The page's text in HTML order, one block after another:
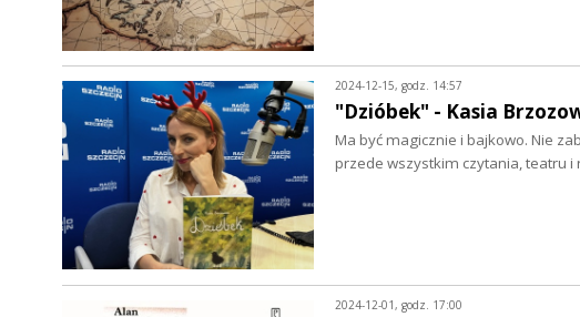
2024-12-15, godz. 14:57
"Dzióbek" - Kasia
Ma być magicznie i bajkowo. Nie
przede wszystkim czytania, teatru
2024-12-01, godz. 17:00